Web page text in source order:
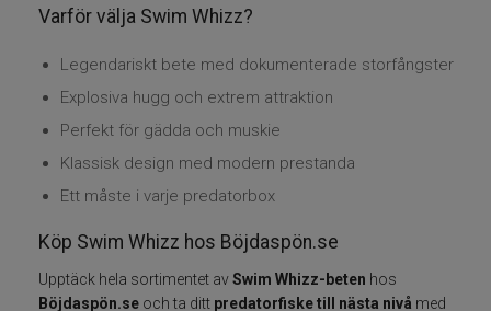
Vinterfiske
Trolling
Varumärken
Varför välja Swim Whizz?
Legendariskt bete med dokumenterade storfångster
Explosiva hugg och extrem attraktion
Perfekt för gädda och muskie
Klassisk design med modern prestanda
Ett måste i varje predatorbox
Köp Swim Whizz hos Böjdaspön.se
Upptäck hela sortimentet avSwim Whizz-beten hos
Böjdaspön.se och ta ditt predatorfiske till nästa nivå med